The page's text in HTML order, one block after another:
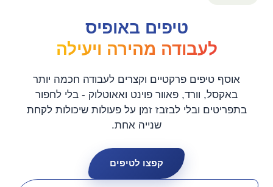
טיפים באופיס
לעבודה מהירה ויעילה
אוסף טיפים פרקטיים וקצרים לעבודה חכמה יותר
באקסל, וורד, פאוור פוינט ואאוטלוק - בלי לחפור
בתפריטים ובלי לבזבז זמן על פעולות שיכולות לקחת
שנייה אחת.
קפצו לטיפים